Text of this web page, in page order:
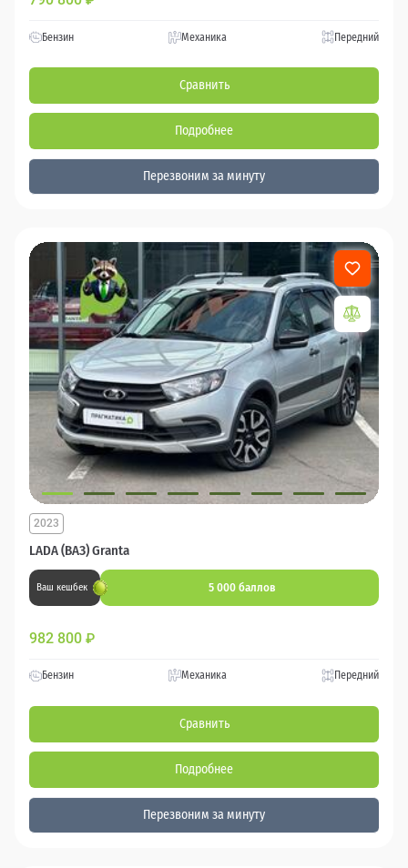
Бензин Механика Передний
Сравнить
Подробнее
Перезвоним за минуту
LADA (ВАЗ) Granta
2023
Ваш кешбек 5 000 баллов
982 800 ₽
Бензин Механика Передний
Сравнить
Подробнее
Перезвоним за минуту